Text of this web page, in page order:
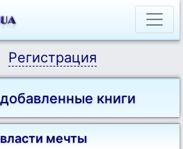
Регистрация
книги
мечты